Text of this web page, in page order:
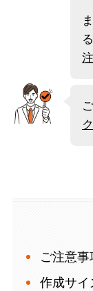
ご注意事
作成サイ